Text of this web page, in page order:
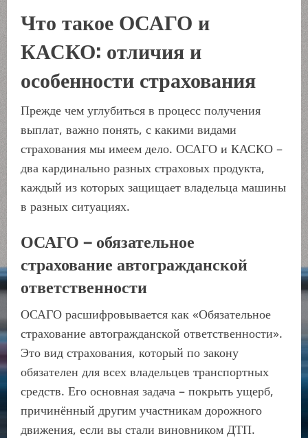
Что такое ОСАГО и
КАСКО: отличия и
особенности страхования
Прежде чем углубиться в процесс получения
выплат, важно понять, с какими видами
страхования мы имеем дело. ОСАГО и КАСКО –
два кардинально разных страховых продукта,
каждый из которых защищает владельца машины
в разных ситуациях.
ОСАГО – обязательное
страхование автогражданской
ответственности
ОСАГО расшифровывается как «Обязательное
страхование автогражданской ответственности».
Это вид страхования, который по закону
обязателен для всех владельцев транспортных
средств. Его основная задача – покрыть ущерб,
причинённый другим участникам дорожного
движения, если вы стали виновником ДТП.